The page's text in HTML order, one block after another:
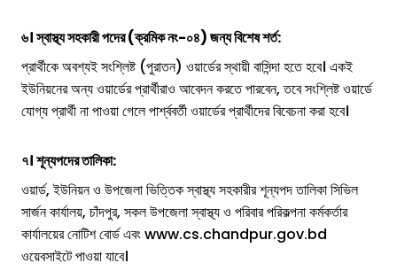
৬। স্বাস্থ্য সহকারী পদের (ক্রমিক নং-০৪) জন্য বিশেষ শর্ত:
প্রার্থীকে অবশ্যই সংশ্লিষ্ট (পুরাতন) ওয়ার্ডের স্থায়ী বাসিন্দা হতে হবে। একই
ইউনিয়নের অন্য ওয়ার্ডের প্রার্থীরাও আবেদন করতে পারবেন, তবে সংশ্লিষ্ট ওয়ার্ডে
যোগ্য প্রার্থী না পাওয়া গেলে পার্শ্ববর্তী ওয়ার্ডের প্রার্থীদের বিবেচনা করা হবে।
৭। শূন্যপদের তালিকা:
ওয়ার্ড, ইউনিয়ন ও উপজেলা ভিত্তিক স্বাস্থ্য সহকারীর শূন্যপদ তালিকা সিভিল
সার্জন কার্যালয়, চাঁদপুর, সকল উপজেলা স্বাস্থ্য ও পরিবার পরিকল্পনা কর্মকর্তার
কার্যালয়ের নোটিশ বোর্ড এবং www.cs.chandpur.gov.bd
ওয়েবসাইটে পাওয়া যাবে।